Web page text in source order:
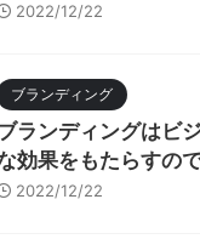
2022/12/22
ブランディング
ランディングはビ
効果をもたらすの
2022/12/22